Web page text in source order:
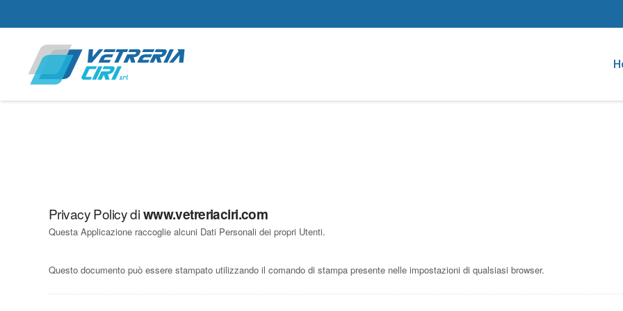
Privacy Policy diwww.vetreriaciri.com
Questa Applicazione raccoglie alcuni Dati Personali dei propri Utenti.
Questo documento può essere stampato utilizzando il comando di stampa presente nelle impostazioni di qualsiasi browser.